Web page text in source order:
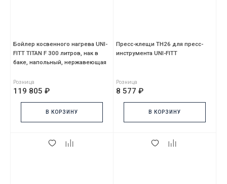
Бойлер косвенного нагрева UNI-
FITT TITAN F 300 литров, нак в
баке, напольный, нержавеющая
Розница
119 805 ₽
В КОРЗИНУ
Пресс-клещи TH26 для пресс-
инструмента UNI-FITT
Розница
8 577 ₽
В КОРЗИНУ